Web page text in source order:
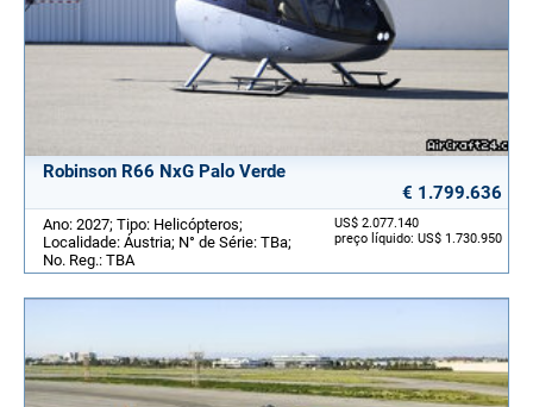
Robinson R66 NxG Palo Verde
€ 1.799.636
US$ 2.077.140
preço líquido: US$ 1.730.950
Ano: 2027; Tipo: Helicópteros;
Localidade: Áustria; N° de Série: TBa;
No. Reg.: TBA